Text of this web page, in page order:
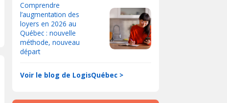
Comprendre
l’augmentation des
loyers en 2026 au
Québec : nouvelle
méthode, nouveau
départ
Voir le blog de LogisQuébec >